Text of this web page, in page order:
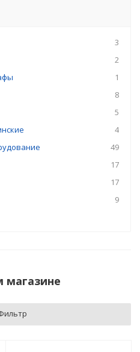
3
2
1
8
5
4
49
17
17
9
магазине